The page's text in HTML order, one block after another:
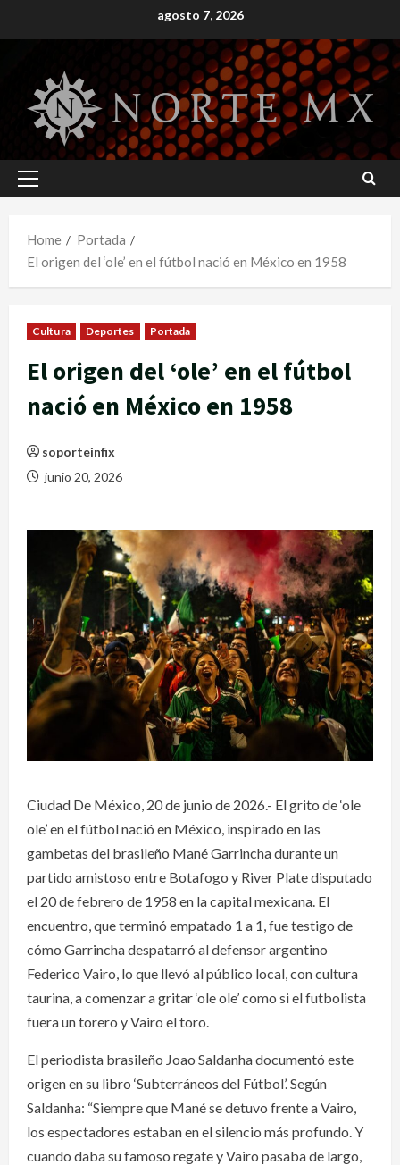
to
agosto 7, 2026
Primary
Home
Portada
El origen del ‘ole’ en el fútbol nació en México en 1958
Cultura Deportes Portada
El origen del ‘ole’ en el fútbol
nació en México en 1958
soporteinfix
junio 20, 2026
Ciudad De México, 20 de junio de 2026.- El grito de ‘ole
ole’ en el fútbol nació en México, inspirado en las
gambetas del brasileño Mané Garrincha durante un
partido amistoso entre Botafogo y River Plate disputado
el 20 de febrero de 1958 en la capital mexicana. El
encuentro, que terminó empatado 1 a 1, fue testigo de
cómo Garrincha despatarró al defensor argentino
Federico Vairo, lo que llevó al público local, con cultura
taurina, a comenzar a gritar ‘ole ole’ como si el futbolista
fuera un torero y Vairo el toro.
El periodista brasileño Joao Saldanha documentó este
origen en su libro ‘Subterráneos del Fútbol’. Según
Saldanha: “Siempre que Mané se detuvo frente a Vairo,
los espectadores estaban en el silencio más profundo. Y
cuando daba su famoso regate y Vairo pasaba de largo,